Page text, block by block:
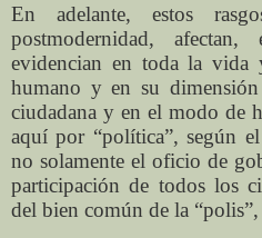
En adelante, estos
postmodernidad,
evidencian en toda la vida
humano y en su
ciudadana y en el modo de
aquí por “política”, según
no solamente el oficio de
participación de todos los
del bien común de la